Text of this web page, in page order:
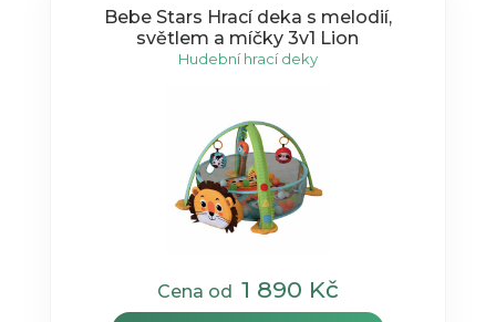
Bebe Stars Hrací deka s melodií,
světlem a míčky 3v1 Lion
Hudební hrací deky
Cena od 1 890 Kč